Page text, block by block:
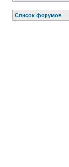
Список форумов